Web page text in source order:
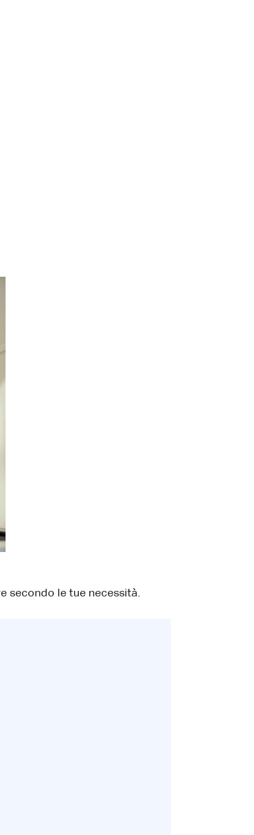
secondo le tue necessità.